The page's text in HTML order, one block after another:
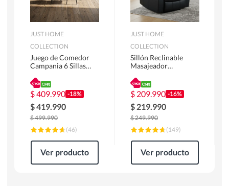
JUST HOME
COLLECTION
Juego de Comedor
Campania 6 Sillas
180 x 90 x 76 cm
Café
$409.990 -18%
$419.990
$499.990
(46)
Ver producto
JUST HOME
COLLECTION
Sillón Reclinable
Masajeador
Atlanta 91x101x94
cm Negro
$ 209.990 -16%
$ 219.990
$249.990
(149)
Ver producto